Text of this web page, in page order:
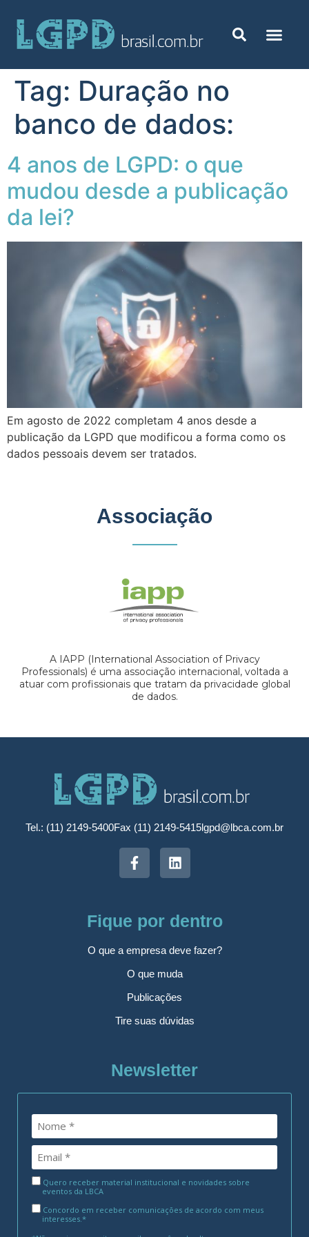
Tag: Duração no
banco de dados:
4 anos de LGPD: o que
mudou desde a publicação
da lei?
Em agosto de 2022 completam 4 anos desde a
publicação da LGPD que modificou a forma como os
dados pessoais devem ser tratados.
Associação
A IAPP (International Association of Privacy
Professionals) é uma associação internacional, voltada a
atuar com profissionais que tratam da privacidade global
de dados.
Tel.: (11) 2149-5400Fax (11) 2149-5415lgpd@lbca.com.br
Fique por dentro
O que a empresa deve fazer?
O que muda
Publicações
Tire suas dúvidas
Newsletter
Quero receber material institucional e novidades sobre
eventos da LBCA
Concordo em receber comunicações de acordo com meus
interesses.*